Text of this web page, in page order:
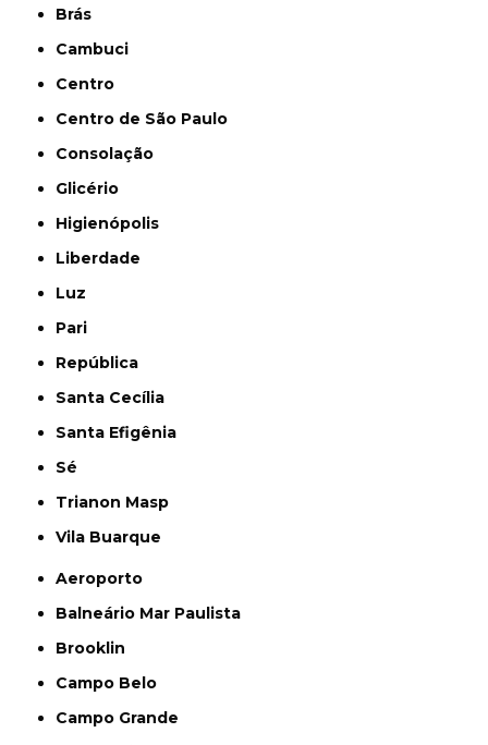
Brás
Cambuci
Centro
Centro de São Paulo
Consolação
Glicério
Higienópolis
Liberdade
Luz
Pari
República
Santa Cecília
Santa Efigênia
Sé
Trianon Masp
Vila Buarque
Aeroporto
Balneário Mar Paulista
Brooklin
Campo Belo
Campo Grande